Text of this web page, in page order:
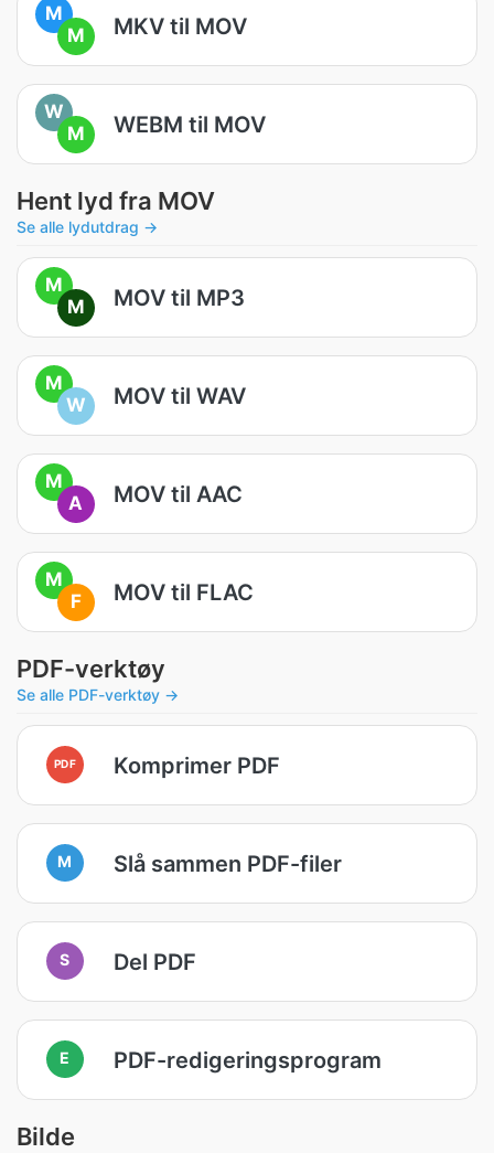
M
M
MKV til MOV
W
M
WEBM til MOV
Hent lyd fra MOV
Se alle lydutdrag →
M
M
MOV til MP3
M
W
MOV til WAV
M
A
MOV til AAC
M
F
MOV til FLAC
PDF-verktøy
Se alle PDF-verktøy →
PDF Komprimer PDF
M Slå sammen PDF-filer
S Del PDF
E PDF-redigeringsprogram
Bilde